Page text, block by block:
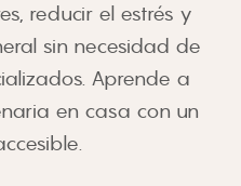
reducir el estrés y
sin necesidad de
Aprende a
en casa con un